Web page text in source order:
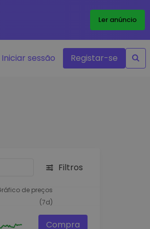
Ler anúncio
Iniciar sessão Registar-se
Filtros
de preços
(7d)
Compra